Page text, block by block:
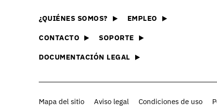
Nuestra oferta
Compara y elige la oferta
adecuada para tu negocio
Crear una tienda online
Descubre todas las formas
Inspírate en magníficas
y
¿QUIÉNES SOMOS? EMPLEO
CONTACTO SOPORTE
DOCUMENTACIÓN LEGAL
Mapa del sitio Aviso legal Condiciones de uso